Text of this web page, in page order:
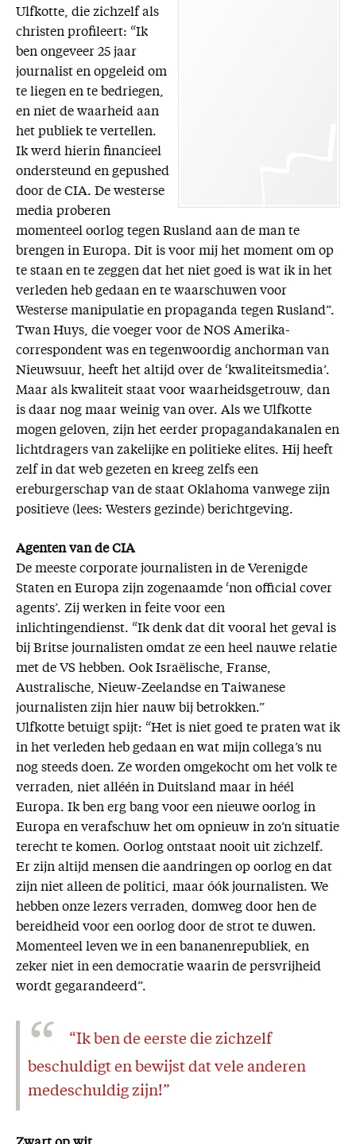
Ulfkotte, die zichzelf als
christen profileert: “Ik
ben ongeveer 25 jaar
journalist en opgeleid om
te liegen en te bedriegen,
en niet de waarheid aan
het publiek te vertellen.
Ik werd hierin financieel
ondersteund en gepushed
door de CIA. De westerse
media proberen
momenteel oorlog tegen Rusland aan de man te
brengen in Europa. Dit is voor mij het moment om op
te staan en te zeggen dat het niet goed is wat ik in het
verleden heb gedaan en te waarschuwen voor
Westerse manipulatie en propaganda tegen Rusland”.
Twan Huys, die voeger voor de NOS Amerika-
correspondent was en tegenwoordig anchorman van
Nieuwsuur, heeft het altijd over de ‘kwaliteitsmedia’.
Maar als kwaliteit staat voor waarheidsgetrouw, dan
is daar nog maar weinig van over. Als we Ulfkotte
mogen geloven, zijn het eerder propagandakanalen en
lichtdragers van zakelijke en politieke elites. Hij heeft
zelf in dat web gezeten en kreeg zelfs een
ereburgerschap van de staat Oklahoma vanwege zijn
positieve (lees: Westers gezinde) berichtgeving.
Agenten van de CIA
De meeste corporate journalisten in de Verenigde
Staten en Europa zijn zogenaamde ‘non official cover
agents’. Zij werken in feite voor een
inlichtingendienst. “Ik denk dat dit vooral het geval is
bij Britse journalisten omdat ze een heel nauwe relatie
met de VS hebben. Ook Israëlische, Franse,
Australische, Nieuw-Zeelandse en Taiwanese
journalisten zijn hier nauw bij betrokken.”
Ulfkotte betuigt spijt: “Het is niet goed te praten wat ik
in het verleden heb gedaan en wat mijn collega’s nu
nog steeds doen. Ze worden omgekocht om het volk te
verraden, niet alléén in Duitsland maar in héél
Europa. Ik ben erg bang voor een nieuwe oorlog in
Europa en verafschuw het om opnieuw in zo’n situatie
terecht te komen. Oorlog ontstaat nooit uit zichzelf.
Er zijn altijd mensen die aandringen op oorlog en dat
zijn niet alleen de politici, maar óók journalisten. We
hebben onze lezers verraden, domweg door hen de
bereidheid voor een oorlog door de strot te duwen.
Momenteel leven we in een bananenrepubliek, en
zeker niet in een democratie waarin de persvrijheid
wordt gegarandeerd”.
“Ik ben de eerste die zichzelf
beschuldigt en bewijst dat vele anderen
medeschuldig zijn!”